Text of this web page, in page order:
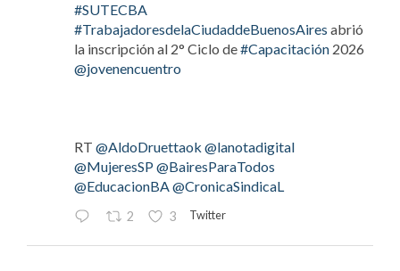
#SUTECBA
#TrabajadoresdelaCiudaddeBuenosAires abrió
la inscripción al 2° Ciclo de#Capacitación 2026
@jovenencuentro
RT @AldoDruettaok @lanotadigital
@MujeresSP@BairesParaTodos
@EducacionBA@CronicaSindicaL
2 3 Twitter